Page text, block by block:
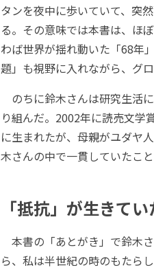
タンを夜中に歩いていて、突
る。その意味では本書は、ほ
わば世界が揺れ動いた「68年
題」も視野に入れながら、グ
のちに鈴木さんは研究生活
り組んだ。2002年に読売文学
に生まれたが、母親がユダヤ
木さんの中で一貫していたこ
「抵抗」が生きて
本書の「あとがき」で鈴木
ら、私は半世紀の時のもたら